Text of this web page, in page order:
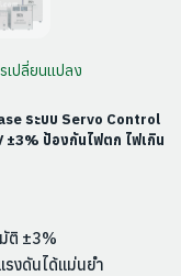
เปลี่ยนแปลง
ระบบ Servo Control
ป้องกันไฟตก ไฟเกิน
ติ ±3%
รงดันได้แม่นยำ